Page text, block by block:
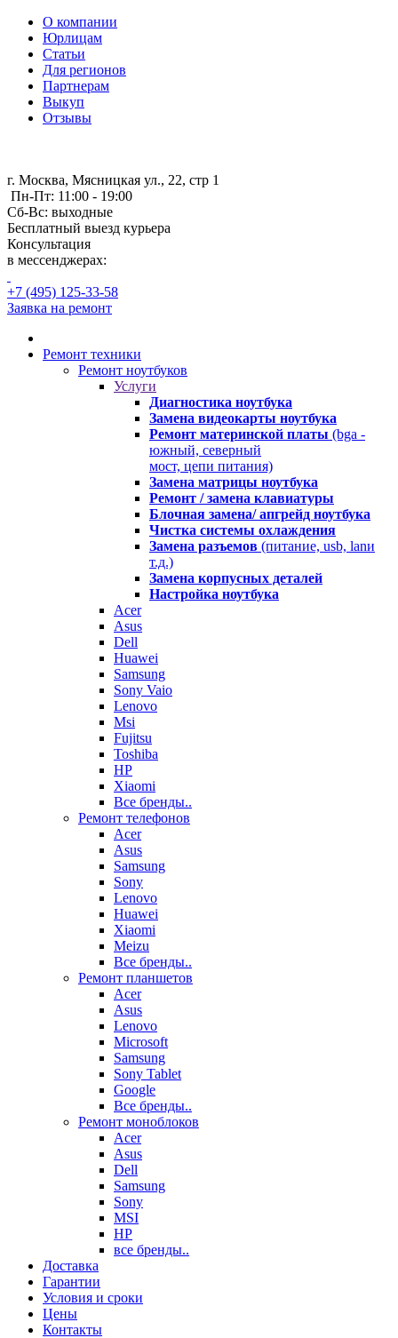
О компании
Юрлицам
Статьи
Для регионов
Партнерам
Выкуп
Отзывы
г. Москва, Мясницкая ул., 22, стр 1
Пн-Пт: 11:00 - 19:00
Сб-Вс: выходные
Бесплатный выезд курьера
Консультация
в мессенджерах:
+7 (495) 125-33-58
Заявка на ремонт
Ремонт техники
Ремонт ноутбуков
Услуги
Диагностика ноутбука
Замена видеокарты ноутбука
Ремонт материнской платы (bga -
южный, северный
мост, цепи питания)
Замена матрицы ноутбука
Ремонт / замена клавиатуры
Блочная замена/ апгрейд ноутбука
Чистка системы охлаждения
Замена разъемов (питание, usb, lanи
т.д.)
Замена корпусных деталей
Настройка ноутбука
Acer
Asus
Dell
Huawei
Samsung
Sony Vaio
Lenovo
Msi
Fujitsu
Toshiba
HP
Xiaomi
Все бренды..
Ремонт телефонов
Acer
Asus
Samsung
Sony
Lenovo
Huawei
Xiaomi
Meizu
Все бренды..
Ремонт планшетов
Acer
Asus
Lenovo
Microsoft
Samsung
Sony Tablet
Google
Все бренды..
Ремонт моноблоков
Acer
Asus
Dell
Samsung
Sony
MSI
HP
все бренды..
Доставка
Гарантии
Условия и сроки
Цены
Контакты